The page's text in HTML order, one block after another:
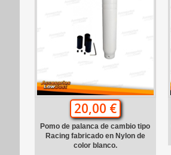
20,00 €
Pomo de palanca de cambio tipo
Racing fabricado en Nylon de
color blanco.